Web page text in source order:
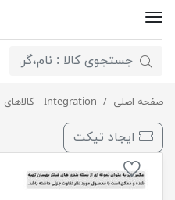
صفحه اصلی Integration - کالاهای جدید سیستم مرتبط
فیلترهواکش بسترن B30 بهسان
ایجاد تیکت